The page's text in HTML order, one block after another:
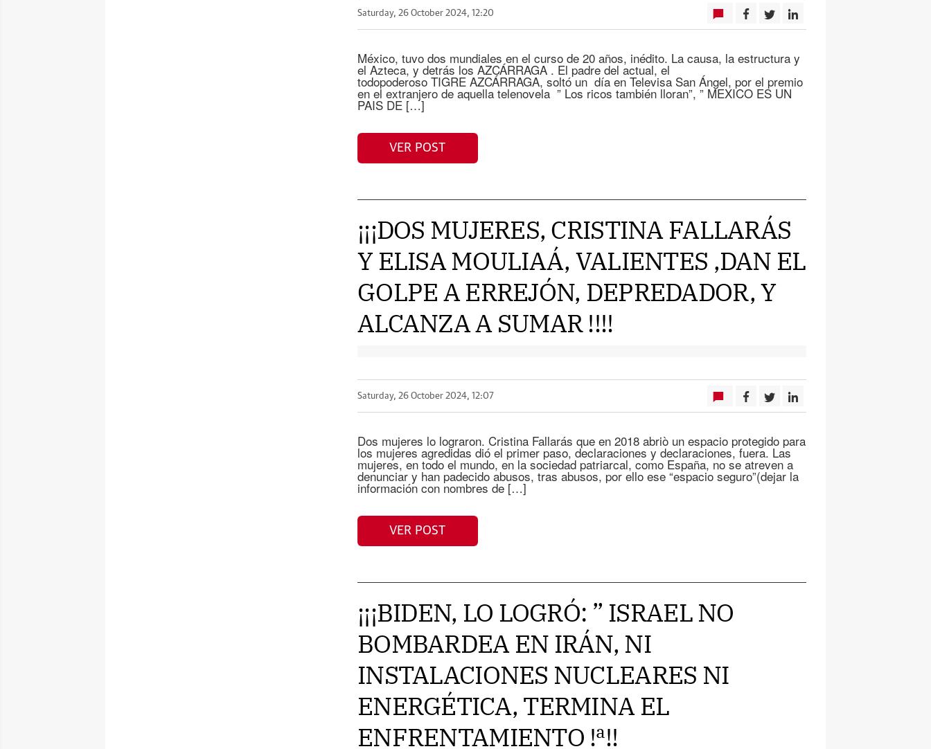
Saturday, 26 October 2024, 12:20
México, tuvo dos mundiales en el curso de 20 años, inédito. La causa, la estructura y
el Azteca, y detrás los AZCÁRRAGA . El padre del actual, el
todopoderoso TIGRE AZCÁRRAGA, soltó un día en Televisa San Ángel, por el premio
en el extranjero de aquella telenovela ” Los ricos también lloran”, ” MEXICO ES UN
PAIS DE […]
VER POST
¡¡¡DOS MUJERES, CRISTINA FALLARÁS
Y ELISA MOULIAÁ, VALIENTES ,DAN EL
GOLPE A ERREJÓN, DEPREDADOR, Y
ALCANZA A SUMAR !!!!
Saturday, 26 October 2024, 12:07
Dos mujeres lo lograron. Cristina Fallarás que en 2018 abriò un espacio protegido para
los mujeres agredidas dió el primer paso, declaraciones y declaraciones, fuera. Las
mujeres, en todo el mundo, en la sociedad patriarcal, como España, no se atreven a
denunciar y han padecido abusos, tras abusos, por ello ese “espacio seguro”(dejar la
información con nombres de […]
VER POST
¡¡¡BIDEN, LO LOGRÓ: ” ISRAEL NO
BOMBARDEA EN IRÁN, NI
INSTALACIONES NUCLEARES NI
ENERGÉTICA, TERMINA EL
ENFRENTAMIENTO !ª!!